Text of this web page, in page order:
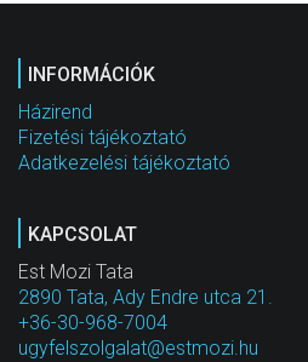
INFORMÁCIÓK
Házirend
Fizetési tájékoztató
Adatkezelési tájékoztató
KAPCSOLAT
Est Mozi Tata
2890 Tata, Ady Endre utca 21.
+36-30-968-7004
ugyfelszolgalat@estmozi.hu